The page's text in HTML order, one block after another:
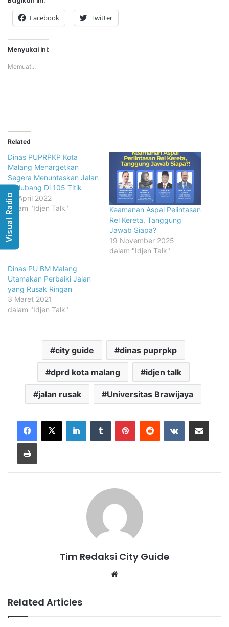
Facebook Twitter
Menyukai ini:
Memuat...
Related
Dinas PUPRPKP Kota
Malang Menargetkan
Segera Menuntaskan Jalan
Berlubang Di 105 Titik
22 April 2022
dalam "Idjen Talk"
Keamanan Aspal Pelintasan
Rel Kereta, Tanggung
Jawab Siapa?
19 November 2025
dalam "Idjen Talk"
Dinas PU BM Malang
Utamakan Perbaiki Jalan
yang Rusak Ringan
3 Maret 2021
dalam "Idjen Talk"
city guide dinas puprpkp
dprd kota malang idjen talk
jalan rusak Universitas Brawijaya
LinkedInTumblr PinterestReddit VKontakteShare via Email
Print
Tim Redaksi City Guide
Related Articles
Visual Radio